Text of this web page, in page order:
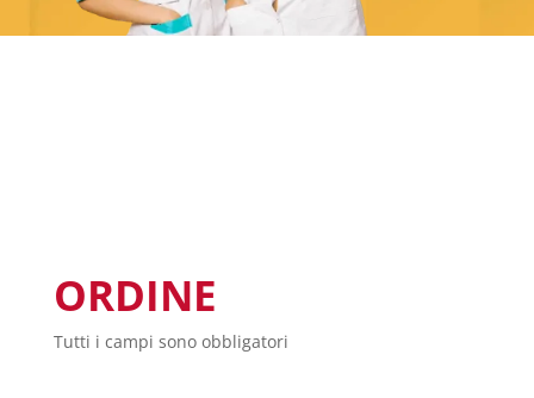
ORDINE
Tutti i campi sono obbligatori